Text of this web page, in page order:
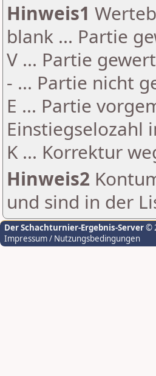
Hinweis1
blank ... Partie
V ... Partie
- ... Partie nicht
E ... Partie
Einstiegselozahl
K ... Korrektur
Hinweis2
und sind in der
Der Schachturnier-Ergebnis-Server©
Impressum / Nutzungsbedingungen